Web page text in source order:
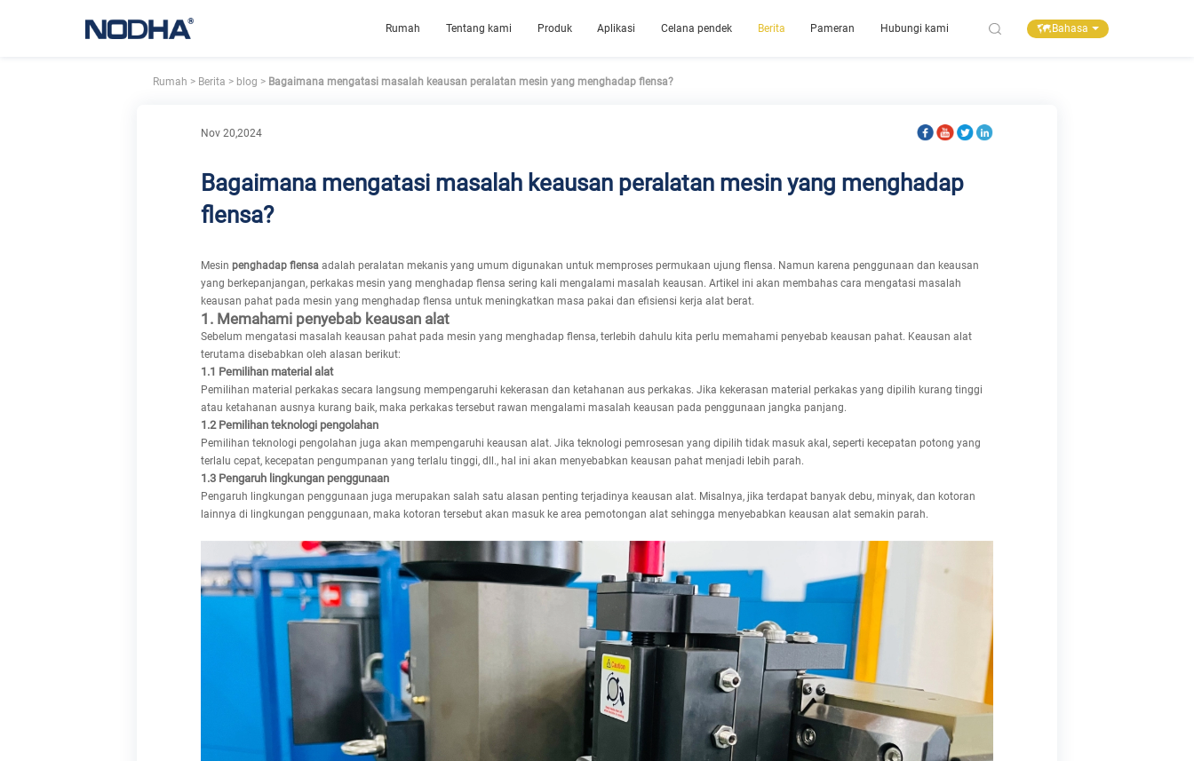
Rumah Tentang kami Produk Aplikasi Celana pendek Berita Pameran Hubungi kami Bahasa
Rumah > Berita > blog >Bagaimana mengatasi masalah keausan peralatan mesin yang menghadap flensa?
Nov 20,2024
Bagaimana mengatasi masalah keausan peralatan mesin yang menghadap
flensa?
Mesin penghadap flensaadalah peralatan mekanis yang umum digunakan untuk memproses permukaan ujung flensa. Namun karena penggunaan dan keausan
yang berkepanjangan, perkakas mesin yang menghadap flensa sering kali mengalami masalah keausan. Artikel ini akan membahas cara mengatasi masalah
keausan pahat pada mesin yang menghadap flensa untuk meningkatkan masa pakai dan efisiensi kerja alat berat.
1. Memahami penyebab keausan alat
Sebelum mengatasi masalah keausan pahat pada mesin yang menghadap flensa, terlebih dahulu kita perlu memahami penyebab keausan pahat. Keausan alat
terutama disebabkan oleh alasan berikut:
1.1 Pemilihan material alat
Pemilihan material perkakas secara langsung mempengaruhi kekerasan dan ketahanan aus perkakas. Jika kekerasan material perkakas yang dipilih kurang tinggi
atau ketahanan ausnya kurang baik, maka perkakas tersebut rawan mengalami masalah keausan pada penggunaan jangka panjang.
1.2 Pemilihan teknologi pengolahan
Pemilihan teknologi pengolahan juga akan mempengaruhi keausan alat. Jika teknologi pemrosesan yang dipilih tidak masuk akal, seperti kecepatan potong yang
terlalu cepat, kecepatan pengumpanan yang terlalu tinggi, dll., hal ini akan menyebabkan keausan pahat menjadi lebih parah.
1.3 Pengaruh lingkungan penggunaan
Pengaruh lingkungan penggunaan juga merupakan salah satu alasan penting terjadinya keausan alat. Misalnya, jika terdapat banyak debu, minyak, dan kotoran
lainnya di lingkungan penggunaan, maka kotoran tersebut akan masuk ke area pemotongan alat sehingga menyebabkan keausan alat semakin parah.